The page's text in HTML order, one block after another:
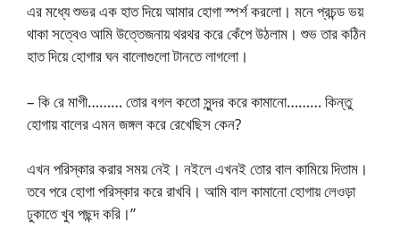
এর মধ্যে শুভর এক হাত দিয়ে আমার হোগা স্পর্শ করলো। মনে প্রচন্ড ভয়
থাকা সত্বেও আমি উত্তেজনায় থরথর করে কেঁপে উঠলাম। শুভ তার কঠিন
হাত দিয়ে হোগার ঘন বালোগুলো টানতে লাগলো।
– কি রে মাগী……… তোর বগল কতো সুন্দর করে কামানো……… কিন্তু
হোগায় বালের এমন জঙ্গল করে রেখেছিস কেন?
এখন পরিস্কার করার সময় নেই। নইলে এখনই তোর বাল কামিয়ে দিতাম।
তবে পরে হোগা পরিস্কার করে রাখবি। আমি বাল কামানো হোগায় লেওড়া
ঢুকাতে খুব পছন্দ করি।”